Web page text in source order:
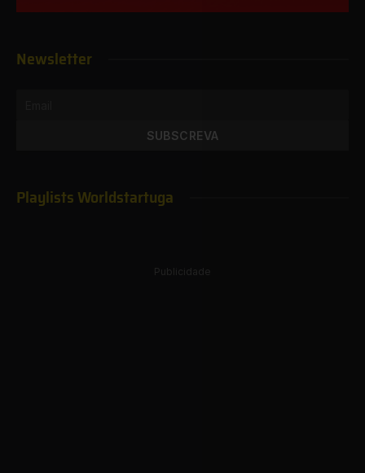
Newsletter
Playlists Worldstartuga
Publicidade